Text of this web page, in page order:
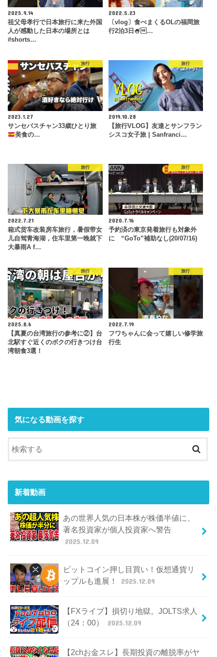
2025.9.14
祖父母孝行で日本旅行に来た外国
人が感動した日本の場所とは
#shorts…
2022.5.23
〔vlog〕食べまくるOLの福岡旅
行2泊3日🍧…
旅行
2023.1.27
サンセバスチャン33歳ひとり旅
美食の…
旅行
2019.10.28
【旅行VLOG】友達とサンフラン
シスコ女子旅 | Sanfranci…
旅行
2022.7.21
箱式货车改装房车旅行，暑假带女
儿自驾青海湖，住车里第一晚就下
大暴雨A f…
旅行
2020.7.16
予約済の東京発着旅行も対象外
に “GoTo”補助なし(20/07/16)
旅行
2025.8.6
【真夏の台湾旅行の参考に②】台
北駅すぐ近くのボクの行きつけ台
湾朝食3選！
旅行
2022.7.19
フワちゃんに会って嬉しい修学旅
行生
気になる動画を探す
新着動画
あの世界人気の日本株が株価半値に、
著名投資家が個人投資家へ警告
2025.12.09
ビットコイン押し目買い！仮想通貨リ
ップルも進展！
2025.12.09
【FXライブ】損切り地獄。JOLTS求人
（24：00）
2025.12.09
【2chお金スレ】長期投資の離脱率がヤ